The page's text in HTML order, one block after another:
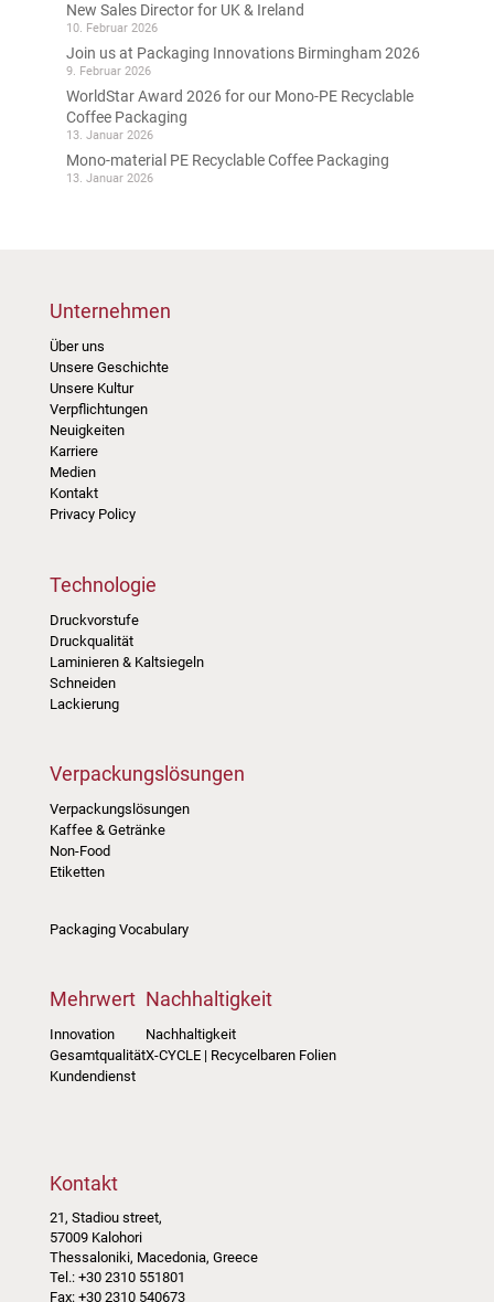
New Sales Director for UK & Ireland
10. Februar 2026
Join us at Packaging Innovations Birmingham 2026
9. Februar 2026
WorldStar Award 2026 for our Mono-PE Recyclable
Coffee Packaging
13. Januar 2026
Mono-material PE Recyclable Coffee Packaging
13. Januar 2026
Unternehmen
Über uns
Unsere Geschichte
Unsere Kultur
Verpflichtungen
Neuigkeiten
Karriere
Medien
Kontakt
Privacy Policy
Technologie
Druckvorstufe
Druckqualität
Laminieren & Kaltsiegeln
Schneiden
Lackierung
Verpackungslösungen
Verpackungslösungen
Kaffee & Getränke
Non-Food
Etiketten
Packaging Vocabulary
Mehrwert
Innovation
Gesamtqualität
Kundendienst
Nachhaltigkeit
Nachhaltigkeit
X-CYCLE | Recycelbaren Folien
Kontakt
21, Stadiou street,
57009 Kalohori
Thessaloniki, Macedonia, Greece
Tel.: +30 2310 551801
Fax: +30 2310 540673